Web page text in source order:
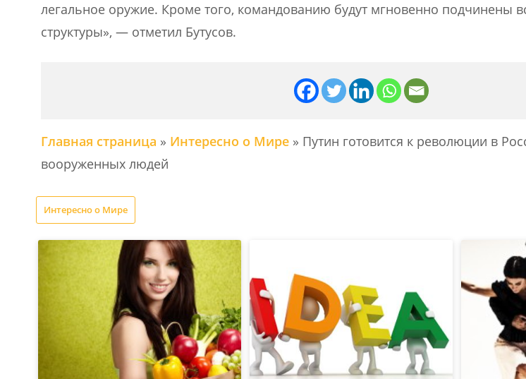
легальное оружие. Кроме того, командованию будут мгновенно подчинены
структуры», — отметил Бутусов.
Главная страница » Интересно о Мире» Путин готовится к революции в
вооруженных людей
Интересно о Мире